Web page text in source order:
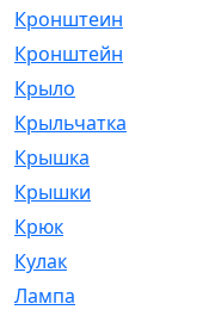
Кронштеин
Кронштейн
Крыло
Крыльчатка
Крышка
Крышки
Крюк
Кулак
Лампа